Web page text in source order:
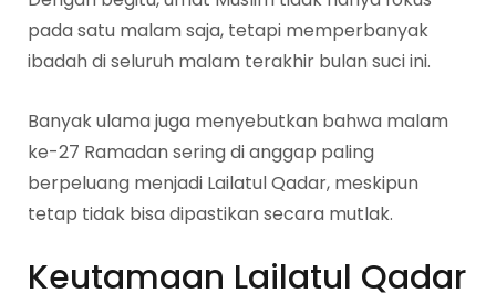
pada satu malam saja, tetapi memperbanyak
ibadah di seluruh malam terakhir bulan suci ini.
Banyak ulama juga menyebutkan bahwa malam
ke-27 Ramadan sering di anggap paling
berpeluang menjadi Lailatul Qadar, meskipun
tetap tidak bisa dipastikan secara mutlak.
Keutamaan Lailatul Qadar